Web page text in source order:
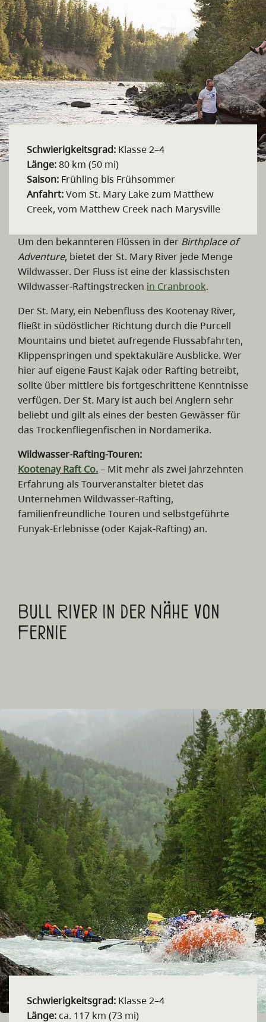
Schwierigkeitsgrad: Klasse 2–4
Länge:80 km (50 mi)
Saison: Frühling bis Frühsommer
Anfahrt:Vom St. Mary Lake zum Matthew
Creek, vom Matthew Creek nach Marysville
Um den bekannteren Flüssen in der Birthplace of
Adventure, bietet der St. Mary River jede Menge
Wildwasser. Der Fluss ist eine der klassischsten
Wildwasser-Raftingstrecken in Cranbrook.
Der St. Mary, ein Nebenfluss des Kootenay River,
fließt in südöstlicher Richtung durch die Purcell
Mountains und bietet aufregende Flussabfahrten,
Klippenspringen und spektakuläre Ausblicke. Wer
hier auf eigene Faust Kajak oder Rafting betreibt,
sollte über mittlere bis fortgeschrittene Kenntnisse
verfügen. Der St. Mary ist auch bei Anglern sehr
beliebt und gilt als eines der besten Gewässer für
das Trockenfliegenfischen in Nordamerika.
Wildwasser-Rafting-Touren:
Kootenay Raft Co.– Mit mehr als zwei Jahrzehnten
Erfahrung als Tourveranstalter bietet das
Unternehmen Wildwasser-Rafting,
familienfreundliche Touren und selbstgeführte
Funyak-Erlebnisse (oder Kajak-Rafting) an.
Bull River in der Nähe von
Fernie
Schwierigkeitsgrad: Klasse 2–4
Länge: ca. 117 km (73 mi)